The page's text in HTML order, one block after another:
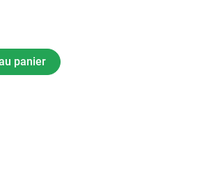
panier